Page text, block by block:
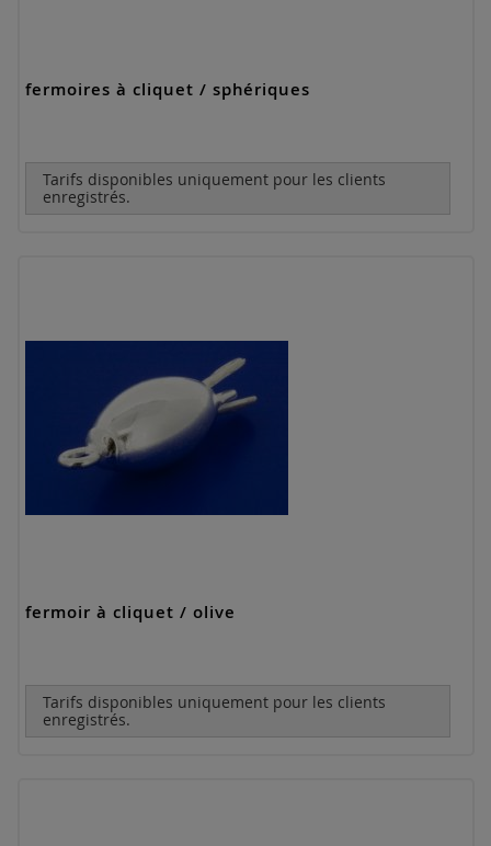
fermoires à cliquet / sphériques
Tarifs disponibles uniquement pour les clients
enregistrés.
fermoir à cliquet / olive
Tarifs disponibles uniquement pour les clients
enregistrés.